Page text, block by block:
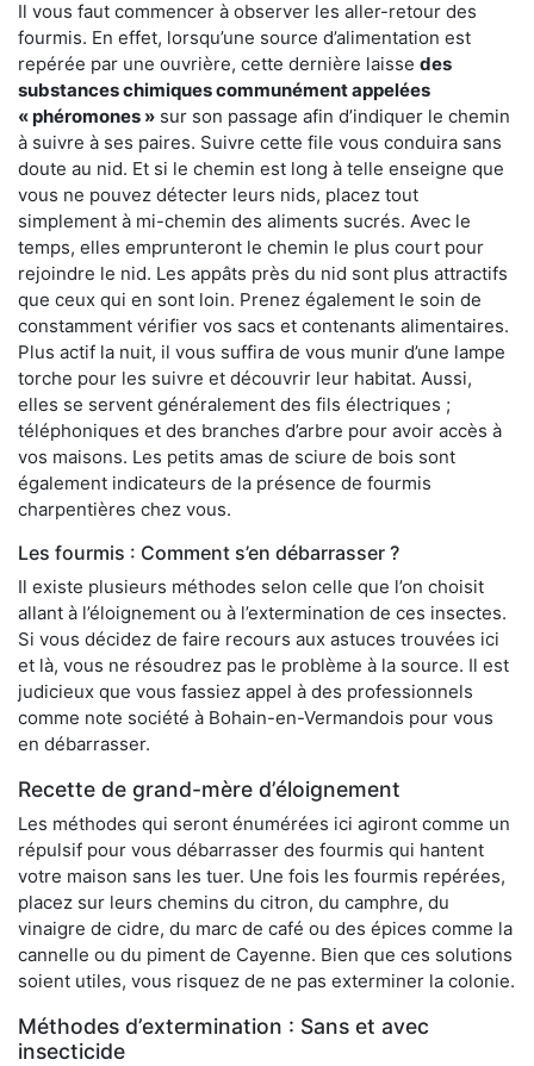
Il vous faut commencer à observer les aller-retour des
fourmis. En effet, lorsqu’une source d’alimentation est
repérée par une ouvrière, cette dernière laisse des
substances chimiques communément appelées
« phéromones » sur son passage afin d’indiquer le chemin
à suivre à ses paires. Suivre cette file vous conduira sans
doute au nid. Et si le chemin est long à telle enseigne que
vous ne pouvez détecter leurs nids, placez tout
simplement à mi-chemin des aliments sucrés. Avec le
temps, elles emprunteront le chemin le plus court pour
rejoindre le nid. Les appâts près du nid sont plus attractifs
que ceux qui en sont loin. Prenez également le soin de
constamment vérifier vos sacs et contenants alimentaires.
Plus actif la nuit, il vous suffira de vous munir d’une lampe
torche pour les suivre et découvrir leur habitat. Aussi,
elles se servent généralement des fils électriques ;
téléphoniques et des branches d’arbre pour avoir accès à
vos maisons. Les petits amas de sciure de bois sont
également indicateurs de la présence de fourmis
charpentières chez vous.
Les fourmis : Comment s’en débarrasser ?
Il existe plusieurs méthodes selon celle que l’on choisit
allant à l’éloignement ou à l’extermination de ces insectes.
Si vous décidez de faire recours aux astuces trouvées ici
et là, vous ne résoudrez pas le problème à la source. Il est
judicieux que vous fassiez appel à des professionnels
comme note société à Bohain-en-Vermandois pour vous
en débarrasser.
Recette de grand-mère d’éloignement
Les méthodes qui seront énumérées ici agiront comme un
répulsif pour vous débarrasser des fourmis qui hantent
votre maison sans les tuer. Une fois les fourmis repérées,
placez sur leurs chemins du citron, du camphre, du
vinaigre de cidre, du marc de café ou des épices comme la
cannelle ou du piment de Cayenne. Bien que ces solutions
soient utiles, vous risquez de ne pas exterminer la colonie.
Méthodes d’extermination : Sans et avec
insecticide